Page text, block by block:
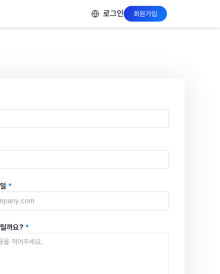
로그인 회원가입
*
까요? *